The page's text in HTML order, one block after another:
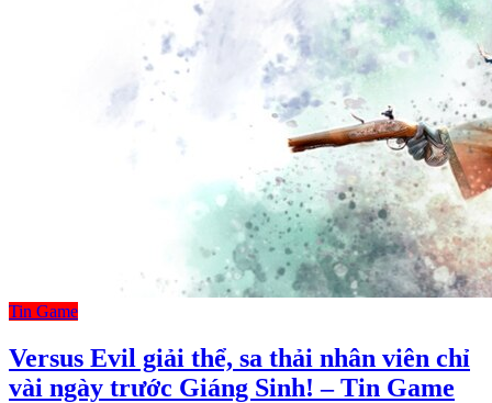
Tin Game
Versus Evil giải thể, sa thải nhân viên chỉ
vài ngày trước Giáng Sinh! – Tin Game